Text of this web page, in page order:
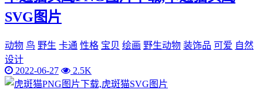
SVG图片
动物 鸟 野生 卡通 性格 宝贝 绘画 野生动物 装饰品 可爱 自然
设计
2022-06-27
2.5K